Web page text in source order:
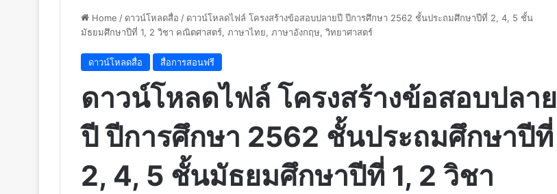
Home / ดาวน์โหลดสื่อ / ดาวน์โหลดไฟล์ โครงสร้างข้อสอบปลายปี ปีการศึกษา 2562 ชั้นประถมศึกษาปีที่ 2, 4, 5 ชั้น
มัธยมศึกษาปีที่ 1, 2 วิชา คณิตศาสตร์, ภาษาไทย, ภาษาอังกฤษ, วิทยาศาสตร์
ดาวน์โหลดสื่อ สื่อการสอนฟรี
ดาวน์โหลดไฟล์ โครงสร้างข้อสอบปลาย
ปี ปีการศึกษา 2562 ชั้นประถมศึกษาปีที่
2, 4, 5 ชั้นมัธยมศึกษาปีที่ 1, 2 วิชา